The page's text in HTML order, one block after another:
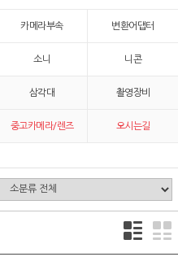
카메라부속 변환어댑터
소니 니콘
삼각대 촬영장비
중고카메라/렌즈 오시는길